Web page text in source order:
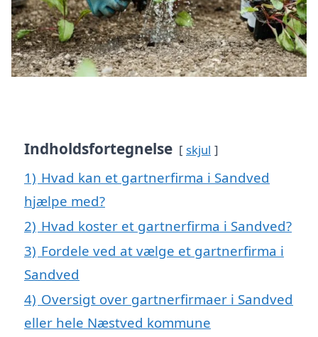
Indholdsfortegnelse skjul
1) Hvad kan et gartnerfirma i Sandved
hjælpe med?
2) Hvad koster et gartnerfirma i Sandved?
3) Fordele ved at vælge et gartnerfirma i
Sandved
4) Oversigt over gartnerfirmaer i Sandved
eller hele Næstved kommune